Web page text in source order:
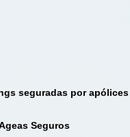
seguradas por
Seguros